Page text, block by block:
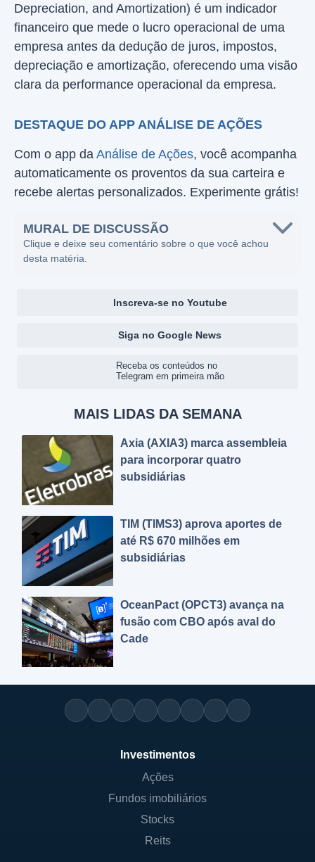
Depreciation, and Amortization) é um indicador
financeiro que mede o lucro operacional de uma
empresa antes da dedução de juros, impostos,
depreciação e amortização, oferecendo uma visão
clara da performance operacional da empresa.
DESTAQUE DO APP ANÁLISE DE AÇÕES
Com o app da Análise de Ações, você acompanha
automaticamente os proventos da sua carteira e
recebe alertas personalizados. Experimente grátis!
MURAL DE DISCUSSÃO
Clique e deixe seu comentário sobre o que você achou
desta matéria.
Inscreva-se no Youtube
Siga no Google News
Receba os conteúdos no
Telegram em primeira mão
MAIS LIDAS DA SEMANA
Axia (AXIA3) marca assembleia
para incorporar quatro
subsidiárias
TIM (TIMS3) aprova aportes de
até R$ 670 milhões em
subsidiárias
OceanPact (OPCT3) avança na
fusão com CBO após aval do
Cade
Investimentos
Ações
Fundos imobiliários
Stocks
Reits